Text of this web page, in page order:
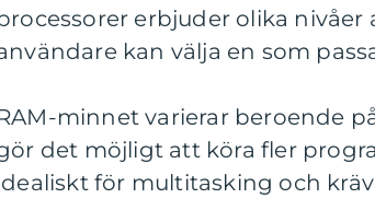
erbjuder olika
kan välja en som
minnet varierar beroende
det möjligt att köra fler
för multitasking och